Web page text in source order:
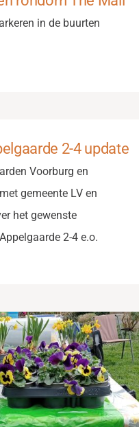
in de buurten
2-4 update
Voorburg en
gemeente LV en
het gewenste
2-4 e.o.